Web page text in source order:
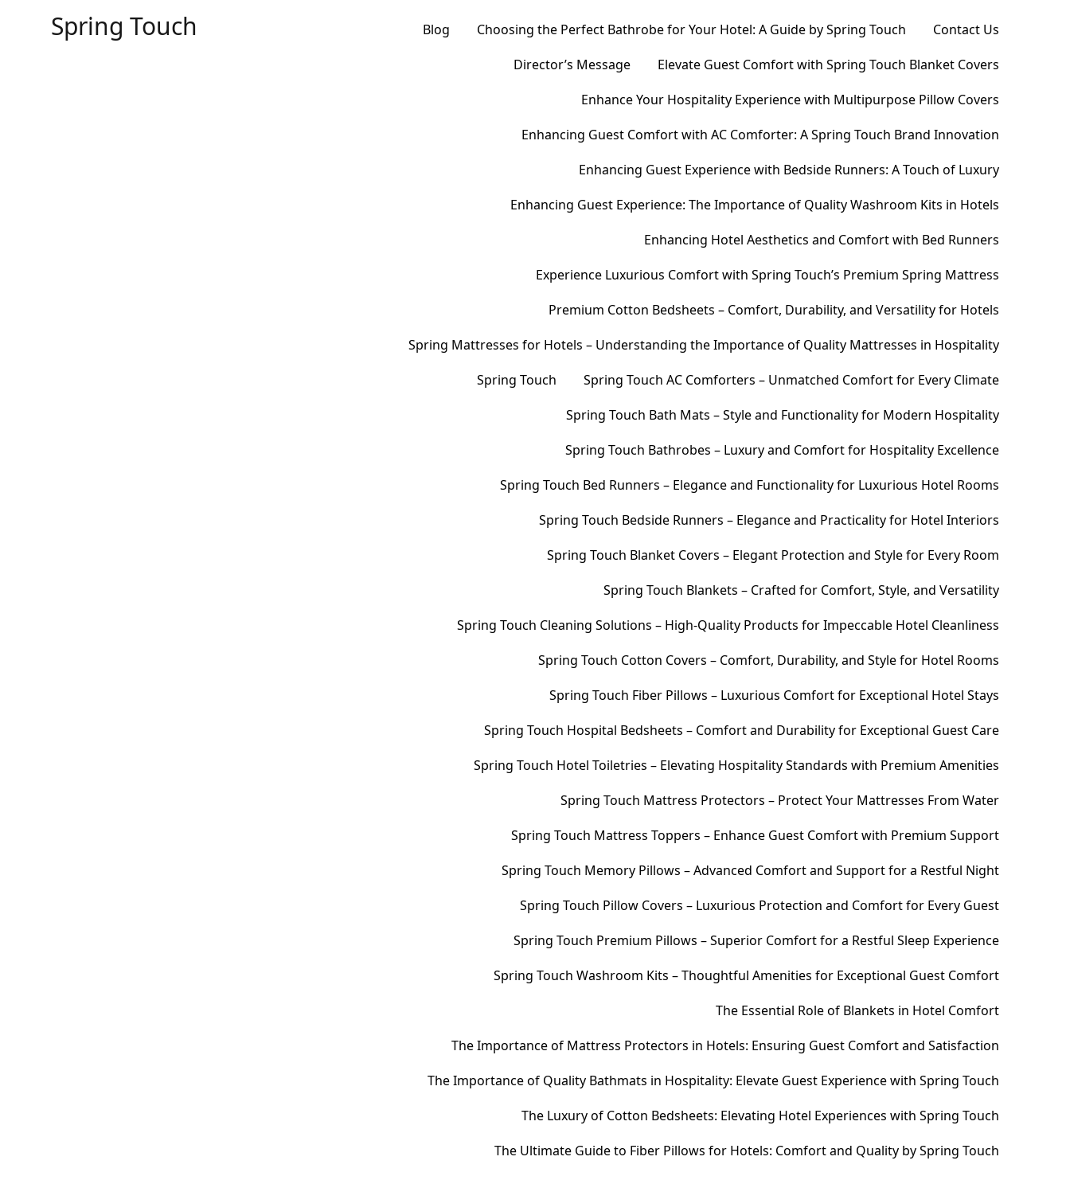
Spring Touch Blog Choosing the Perfect Bathrobe for Your Hotel: A Guide by Spring Touch
Contact Us
Director’s Message
Elevate Guest Comfort with Spring Touch Blanket Covers
Enhance Your Hospitality Experience with Multipurpose Pillow Covers
Enhancing Guest Comfort with AC Comforter: A Spring Touch Brand Innovation
Enhancing Guest Experience with Bedside Runners: A Touch of Luxury
Enhancing Guest Experience: The Importance of Quality Washroom Kits in Hotels
Enhancing Hotel Aesthetics and Comfort with Bed Runners
Experience Luxurious Comfort with Spring Touch’s Premium Spring Mattress
Premium Cotton Bedsheets – Comfort, Durability, and Versatility for Hotels
Spring Mattresses for Hotels – Understanding the Importance of Quality Mattresses in Hospitality
Spring Touch
Spring Touch AC Comforters – Unmatched Comfort for Every Climate
Spring Touch Bath Mats – Style and Functionality for Modern Hospitality
Spring Touch Bathrobes – Luxury and Comfort for Hospitality Excellence
Spring Touch Bed Runners – Elegance and Functionality for Luxurious Hotel Rooms
Spring Touch Bedside Runners – Elegance and Practicality for Hotel Interiors
Spring Touch Blanket Covers – Elegant Protection and Style for Every Room
Spring Touch Blankets – Crafted for Comfort, Style, and Versatility
Spring Touch Cleaning Solutions – High-Quality Products for Impeccable Hotel Cleanliness
Spring Touch Cotton Covers – Comfort, Durability, and Style for Hotel Rooms
Spring Touch Fiber Pillows – Luxurious Comfort for Exceptional Hotel Stays
Spring Touch Hospital Bedsheets – Comfort and Durability for Exceptional Guest Care
Spring Touch Hotel Toiletries – Elevating Hospitality Standards with Premium Amenities
Spring Touch Mattress Protectors – Protect Your Mattresses From Water
Spring Touch Mattress Toppers – Enhance Guest Comfort with Premium Support
Spring Touch Memory Pillows – Advanced Comfort and Support for a Restful Night
Spring Touch Pillow Covers – Luxurious Protection and Comfort for Every Guest
Spring Touch Premium Pillows – Superior Comfort for a Restful Sleep Experience
Spring Touch Washroom Kits – Thoughtful Amenities for Exceptional Guest Comfort
The Essential Role of Blankets in Hotel Comfort
The Importance of Mattress Protectors in Hotels: Ensuring Guest Comfort and Satisfaction
The Importance of Quality Bathmats in Hospitality: Elevate Guest Experience with Spring Touch
The Luxury of Cotton Bedsheets: Elevating Hotel Experiences with Spring Touch
The Ultimate Guide to Fiber Pillows for Hotels: Comfort and Quality by Spring Touch